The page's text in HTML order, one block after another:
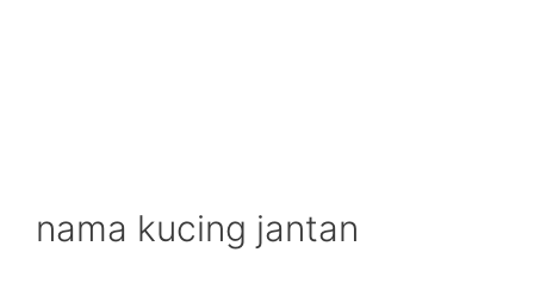
nama kucing jantan